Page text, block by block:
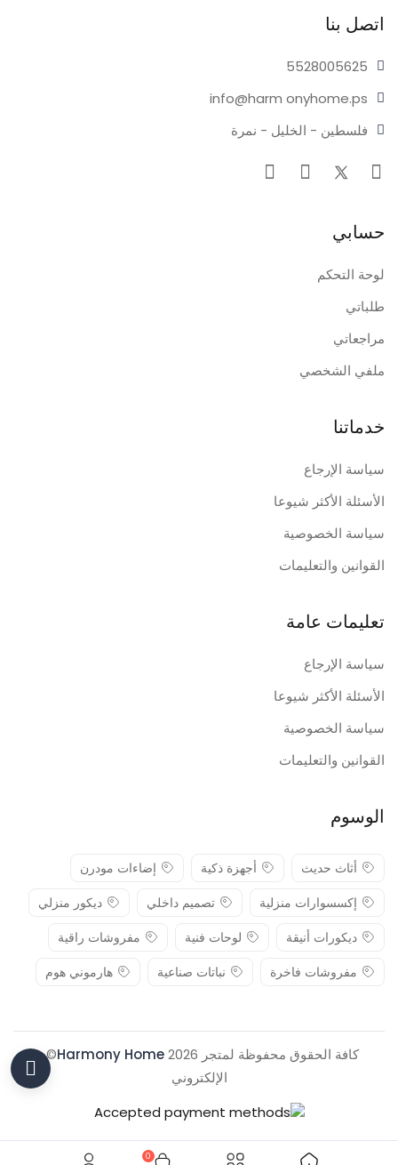
0
اتصل بنا
05625
55280
info@harm onyhome.ps
فلسطين - الخليل - نمرة
حسابي
لوحة التحكم
طلباتي
مراجعاتي
ملفي الشخصي
خدماتنا
سياسة الإرجاع
الأسئلة الأكثر شيوعا
سياسة الخصوصية
القوانين والتعليمات
تعليمات عامة
سياسة الإرجاع
الأسئلة الأكثر شيوعا
سياسة الخصوصية
القوانين والتعليمات
الوسوم
أثاث حديث أجهزة ذكية
إضاءات مودرن
إكسسوارات منزلية
تصميم داخلي
ديكور منزلي
ديكورات أنيقة
لوحات فنية
مفروشات راقية
مفروشات فاخرة
نباتات صناعية هارموني هوم
كافة الحقوق محفوظة لمتجر 2026 Harmony Home
© .
الإلكتروني